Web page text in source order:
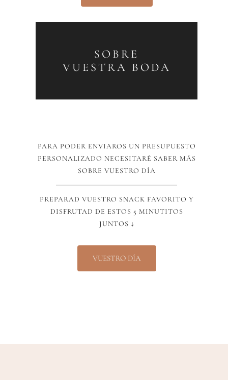
SOBRE
VUESTRA BODA
PARA PODER ENVIAROS UN PRESUPUESTO
PERSONALIZADO NECESITARÉ SABER MÁS
SOBRE VUESTRO DÍA
PREPARAD VUESTRO SNACK FAVORITO Y
DISFRUTAD DE ESTOS 5 MINUTITOS
JUNTOS ↓
VUESTRO DÍA